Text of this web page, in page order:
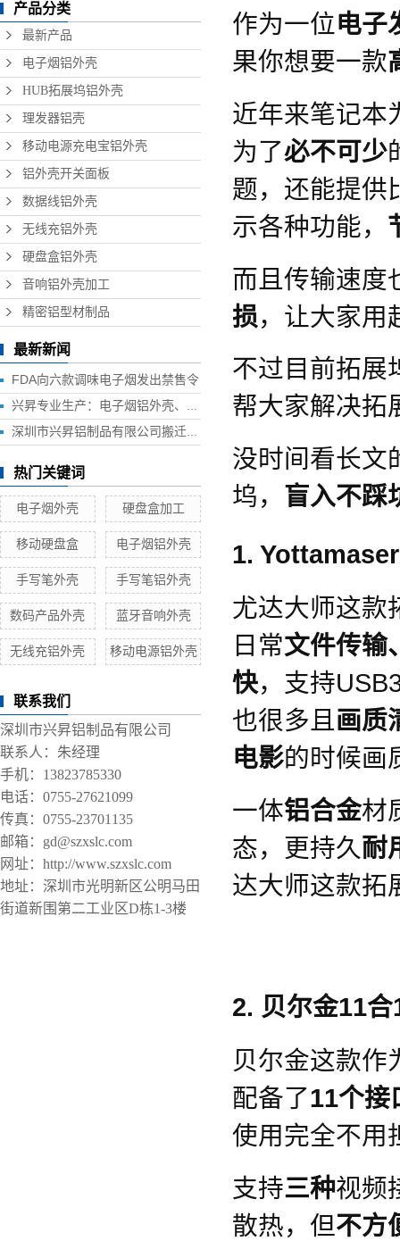
产品分类
最新产品
电子烟铝外壳
HUB拓展坞铝外壳
理发器铝壳
移动电源充电宝铝外壳
铝外壳开关面板
数据线铝外壳
无线充铝外壳
硬盘盒铝外壳
音响铝外壳加工
精密铝型材制品
最新新闻
FDA向六款调味电子烟发出禁售令
兴昇专业生产：电子烟铝外壳、电子烟外壳、HUB铝外壳、移动电源外壳、无线充铝外壳等铝制品外壳
深圳市兴昇铝制品有限公司搬迁联络函
热门关键词
电子烟外壳 硬盘盒加工
移动硬盘盒 电子烟铝外壳
手写笔外壳 手写笔铝外壳
数码产品外壳 蓝牙音响外壳
无线充铝外壳 移动电源铝外壳
联系我们
深圳市兴昇铝制品有限公司
联系人：朱经理
手机：13823785330
电话：0755-27621099
传真：0755-23701135
邮箱：gd@szxslc.com
网址：http://www.szxslc.com
地址：深圳市光明新区公明马田
街道新围第二工业区D栋1-3楼
作为一位电子
果你想要一款
近年来笔记本
为了必不可少
题，还能提供
示各种功能，
而且传输速度
损，让大家用
不过目前拓展
帮大家解决拓
没时间看长文
坞， 盲入不踩
1. Yottamaser
尤达大师这款
日常文件传输
快，支持
也很多且 画质
电影的时候画
一体铝合金材
态，更持久耐
达大师这款拓
2. 贝尔金11
贝尔金这款作
配备了11个接
使用完全不用
支持三种视频
散热，但不方